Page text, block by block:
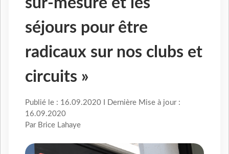
séjours pour être
radicaux sur nos clubs et
circuits »
Publié le : 16.09.2020 I Dernière Mise à jour :
16.09.2020
Par Brice Lahaye